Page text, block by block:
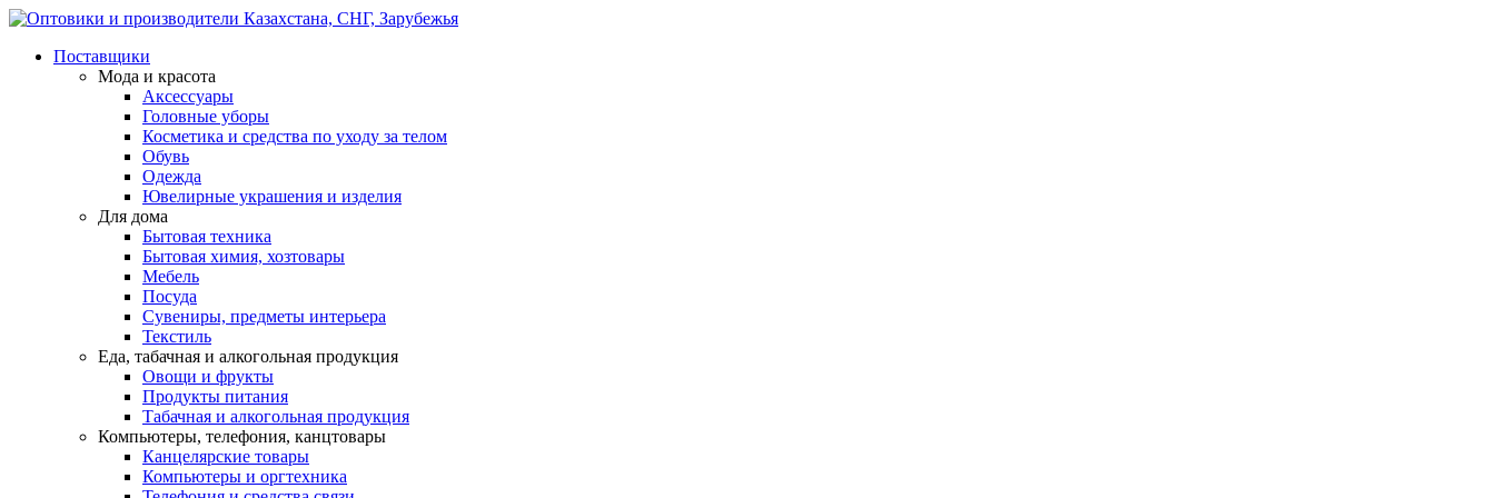
Поставщики
Мода и красота
Аксессуары
Головные уборы
Косметика и средства по уходу за телом
Обувь
Одежда
Ювелирные украшения и изделия
Для дома
Бытовая техника
Бытовая химия, хозтовары
Мебель
Посуда
Сувениры, предметы интерьера
Текстиль
Еда, табачная и алкогольная продукция
Овощи и фрукты
Продукты питания
Табачная и алкогольная продукция
Компьютеры, телефония, канцтовары
Канцелярские товары
Компьютеры и оргтехника